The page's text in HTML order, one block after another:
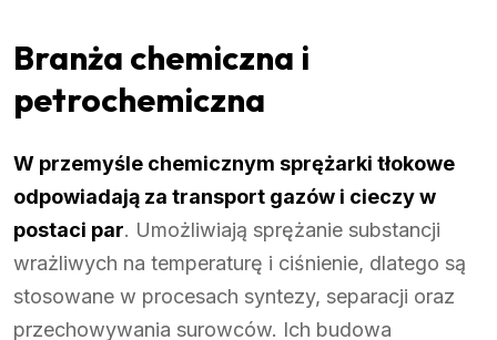
Branża chemiczna i
petrochemiczna
W przemyśle chemicznym sprężarki tłokowe
odpowiadają za transport gazów i cieczy w
postaci par. Umożliwiają sprężanie substancji
wrażliwych na temperaturę i ciśnienie, dlatego są
stosowane w procesach syntezy, separacji oraz
przechowywania surowców. Ich budowa